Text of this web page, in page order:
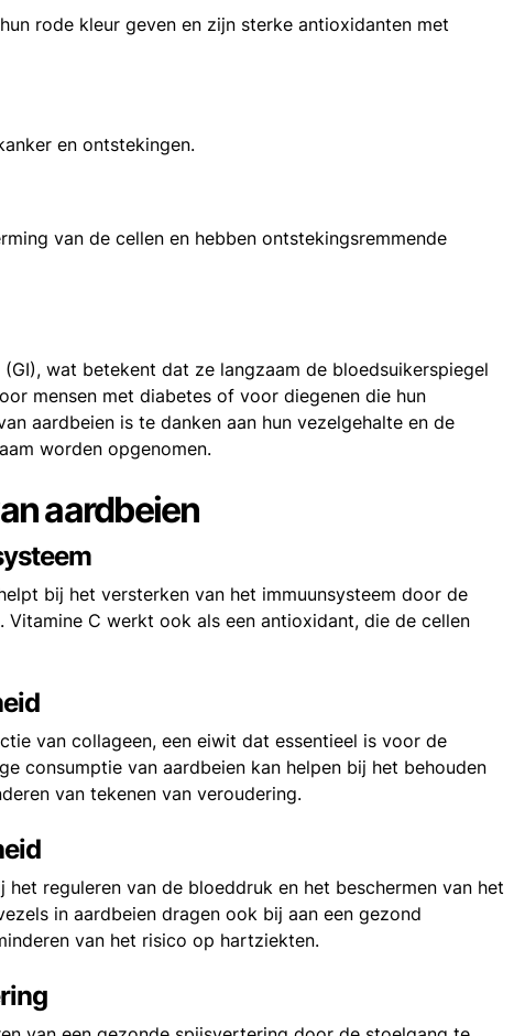
rode kleur geven en zijn sterke antioxidanten met
en ontstekingen.
van de cellen en hebben ontstekingsremmende
wat betekent dat ze langzaam de bloedsuikerspiegel
mensen met diabetes of voor diegenen die hun
aardbeien is te danken aan hun vezelgehalte en de
worden opgenomen.
aardbeien
bij het versterken van het immuunsysteem door de
C werkt ook als een antioxidant, die de cellen
van collageen, een eiwit dat essentieel is voor de
consumptie van aardbeien kan helpen bij het behouden
van tekenen van veroudering.
reguleren van de bloeddruk en het beschermen van het
in aardbeien dragen ook bij aan een gezond
van het risico op hartziekten.